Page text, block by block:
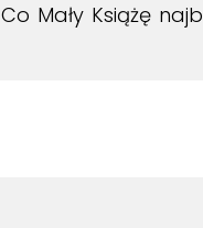
Co Mały Książę